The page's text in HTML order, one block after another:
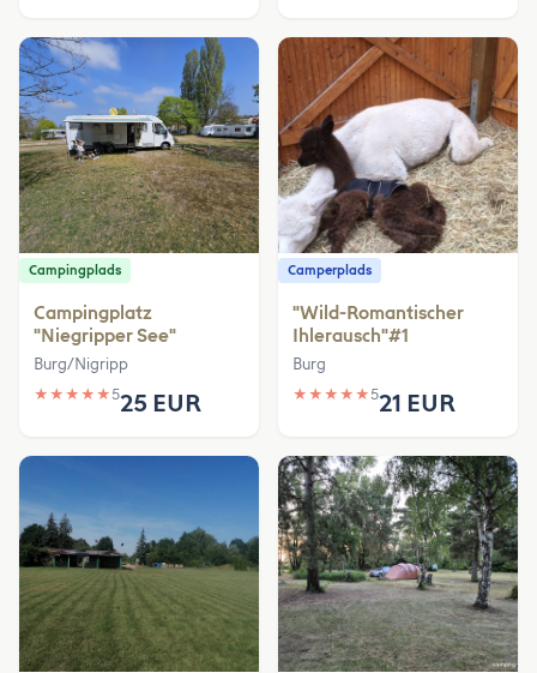
Campingplads
Campingplatz
"Niegripper See"
Burg/Nigripp
★ ★ ★ ★ ★525 EUR
Camperplads
"Wild-Romantischer
Ihlerausch"#1
Burg
★ ★ ★ ★ ★521 EUR